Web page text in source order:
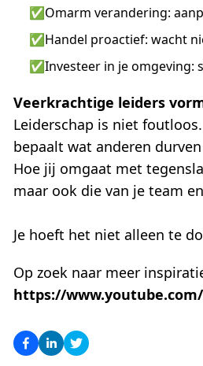
✅Omarm verandering:
✅Handel proactief: wacht
✅Investeer in je omgeving:
Veerkrachtige leiders
Leiderschap is niet
bepaalt wat anderen
Hoe jij omgaat met
maar ook die van je team
Je hoeft het niet alleen te
Op zoek naar meer
https://www.youtube.com/